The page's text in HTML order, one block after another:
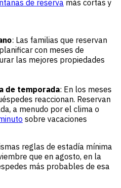
de reserva más cortas y
: Las familias que reservan
con meses de
las mejores propiedades
de temporada: En los meses
reaccionan. Reservan
a menudo por el clima o
sobre vacaciones
reglas de estadía mínima
que en agosto, en la
más probables de esa